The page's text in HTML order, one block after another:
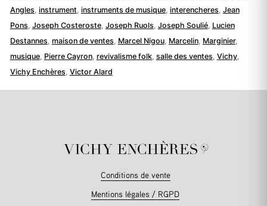
Angles, instrument, instruments de musique, interencheres, Jean
Pons, Joseph Costeroste, Joseph Ruols, Joseph Soulié, Lucien
Destannes, maison de ventes, Marcel Nigou, Marcelin, Marginier,
musique, Pierre Cayron, revivalisme folk, salle des ventes, Vichy,
Vichy Enchères, Victor Alard
Conditions de vente
Mentions légales / RGPD